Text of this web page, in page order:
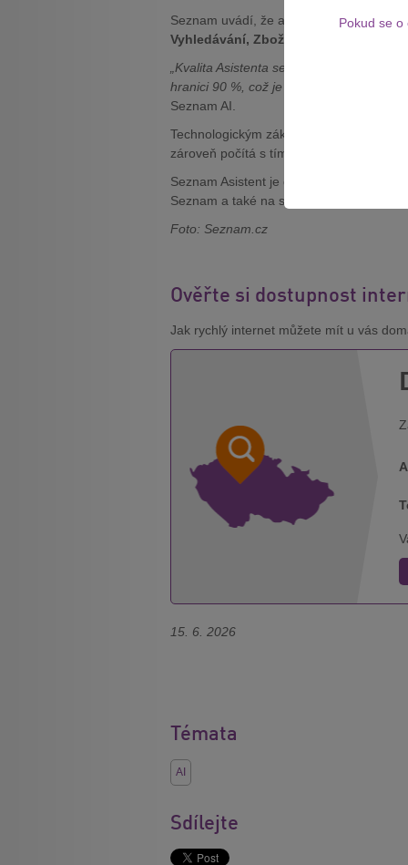
Seznam uvádí, že asistent aktuálně
Vyhledávání, Zboží.cz, Firmy.cz,
„Kvalita Asistenta se každým měsícem
hranici 90 %, což je pro produkt v raném
Seznam AI.
Technologickým základem jsou
zároveň počítá s tím, že se asistent
Seznam Asistent je dostupný na
Seznam a také na samostatné adrese
Foto: Seznam.cz
Ověřte si dostupnost
Jak rychlý internet můžete mít u vás
15. 6. 2026
Témata
AI
Sdílejte
Pokud se